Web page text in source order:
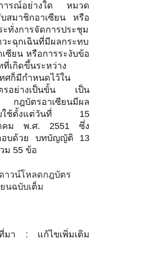
ารณ์อย่างใด หมวด
บสมาชิกอาเซียน หรือ
ะทั่งการจัดการประชุม
วะฉุกเฉินที่มีผลกระทบ
เซียน หรือการระงับข้อ
เกิดขึ้นระหว่าง
ทศก็มีกำหนดไว้ใน
รอย่างเป็นขั้น เป็น
กฎบัตรอาเซียนมีผล
ใช้ตั้งแต่วันที่ 15
คม พ.ศ. 2551 ซึ่ง
อบด้วย บทบัญญัติ 13
ม 55 ข้อ
าวน์โหลดกฎบัตร
นฉบับเต็ม
มา : แก้ไขเพิ่มเติม